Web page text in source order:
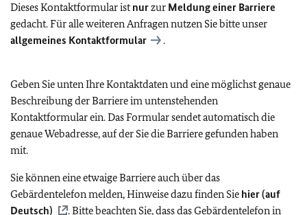
Dieses Kontaktformular istnurzur Meldung einer Barriere
gedacht. Für alle weiteren Anfragen nutzen Sie bitte unser
allgemeines Kontaktformular
.
Geben Sie unten Ihre Kontaktdaten und eine möglichst genaue
Beschreibung der Barriere im untenstehenden
Kontaktformular ein. Das Formular sendet automatisch die
genaue Webadresse, auf der Sie die Barriere gefunden haben
mit.
Sie können eine etwaige Barriere auch über das
Gebärdentelefon melden, Hinweise dazu finden Sie hier (auf
Deutsch)
. Bitte beachten Sie, dass das Gebärdentelefon in